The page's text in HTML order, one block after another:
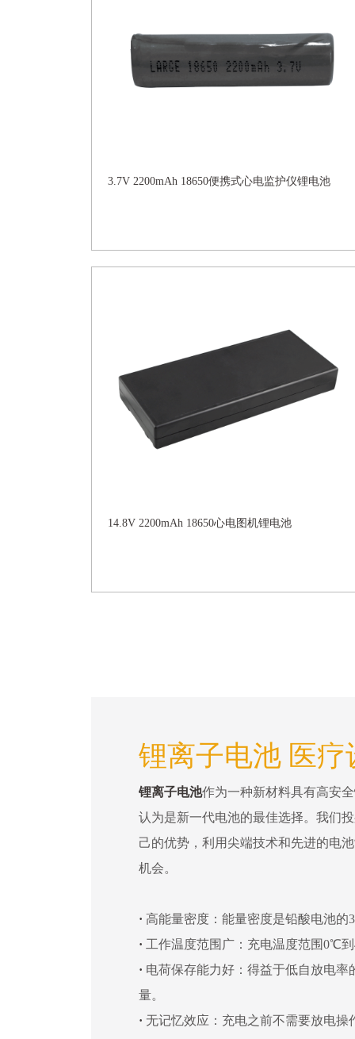
3.7V 2200mAh 18650便携式心电监护仪锂电池
14.8V 2200mAh 18650心电图机锂电池
锂离子电池 医疗
锂离子电池作为一种新材料具有高安
认为是新一代电池的最佳选择。我们
己的优势，利用尖端技术和先进的电
机会。
· 高能量密度：能量密度是铅酸电池的
· 工作温度范围广：充电温度范围0℃
· 电荷保存能力好：得益于低自放电
量。
· 无记忆效应：充电之前不需要放电操